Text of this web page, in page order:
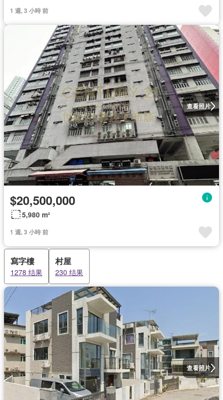
1 週, 3 小時 前
查看照片
$20,500,000
5,980 m²
1 週, 3 小時 前
寫字樓
1278 结果
村屋
230 结果
查看照片